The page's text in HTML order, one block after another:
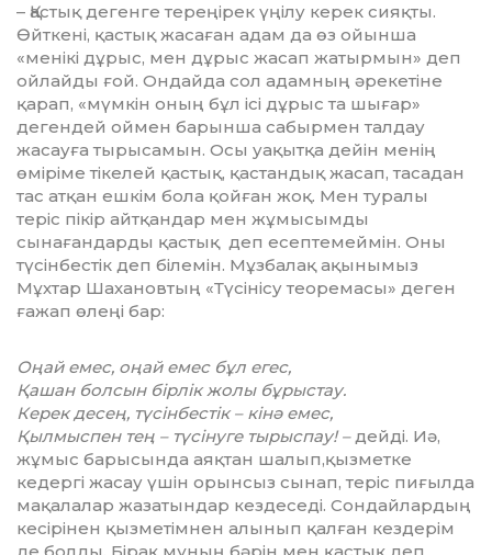
– Қастық дегенге тереңірек үңілу ке­рек сияқты.
Өйткені, қастық жасаған адам да өз ойынша
«менікі дұрыс, мен дұрыс жасап жатырмын» деп
ойлайды ғой. Ондайда сол адамның әрекетіне
қарап, «мүмкін оның бұл ісі дұрыс та шы­ғар»
дегендей оймен барынша сабырмен талдау
жасауға тырысамын. Осы уақытқа дейін менің
өміріме тікелей қастық, қастандық жасап, тасадан
тас атқан ешкім бола қойған жоқ. Мен туралы
теріс пікір айтқандар мен жұмысымды
сынағандарды қастық деп есептемеймін. Оны
түсінбестік деп білемін. Мұзбалақ ақынымыз
Мұхтар Шахановтың «Түсінісу теоремасы» деген
ғажап өлеңі бар:
Оңай емес, оңай емес бұл егес,
Қашан болсын бірлік жолы бұрыстау.
Керек десең, түсінбестік – кінә емес,
Қылмыспен тең – түсінуге тырыспау! –дейді. Иә,
жұмыс барысында аяқтан ша­лып,қызметке
кедергі жасау үшін орын­сыз сынап, теріс пиғылда
мақа­ла­лар жазатындар кездеседі. Сондай­лар­дың
кесірінен қызметімнен алы­нып қалған кездерім